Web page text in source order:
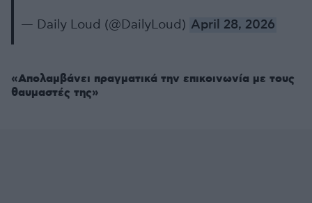
— Daily Loud (@DailyLoud) April 28, 2026
«Απολαμβάνει πραγματικά την επικοινωνία με τους
θαυμαστές της»